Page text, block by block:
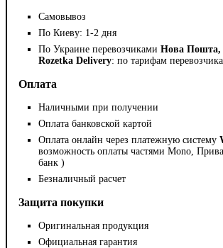
Самовывоз
По Киеву: 1-2 дня
По Украине перевозчиками Нова Пошта,
Rozetka Delivery: по тарифам перевозчика
Оплата
Наличными при получении
Оплата банковской картой
Оплата онлайн через платежную систему
возможность оплаты частями Mono,
банк )
Безналичный расчет
Защита покупки
Оригинальная продукция
Официальная гарантия